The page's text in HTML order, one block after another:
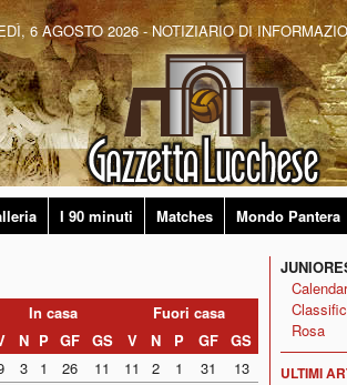
6 AGOSTO 2026 - NOTIZIARIO DI
I 90 minuti Matches Mondo Pantera
In casa
Fuori casa
N P GF GS V N P GF
GS
3 1 26 11 11 2 1 31
13
Rosa
ULTIMI